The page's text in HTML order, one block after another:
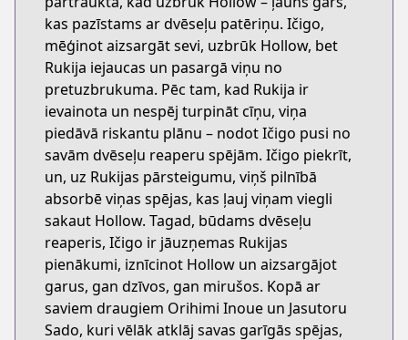
kas pazīstams ar dvēseļu patēriņu. Ičigo,
mēģinot aizsargāt sevi, uzbrūk Hollow, bet
Rukija iejaucas un pasargā viņu no
pretuzbrukuma. Pēc tam, kad Rukija ir
ievainota un nespēj turpināt cīņu, viņa
piedāvā riskantu plānu – nodot Ičigo pusi no
savām dvēseļu reaperu spējām. Ičigo piekrīt,
un, uz Rukijas pārsteigumu, viņš pilnībā
absorbē viņas spējas, kas ļauj viņam viegli
sakaut Hollow. Tagad, būdams dvēseļu
reaperis, Ičigo ir jāuzņemas Rukijas
pienākumi, iznīcinot Hollow un aizsargājot
garus, gan dzīvos, gan mirušos. Kopā ar
saviem draugiem Orihimi Inoue un Jasutoru
Sado, kuri vēlāk atklāj savas garīgās spējas,